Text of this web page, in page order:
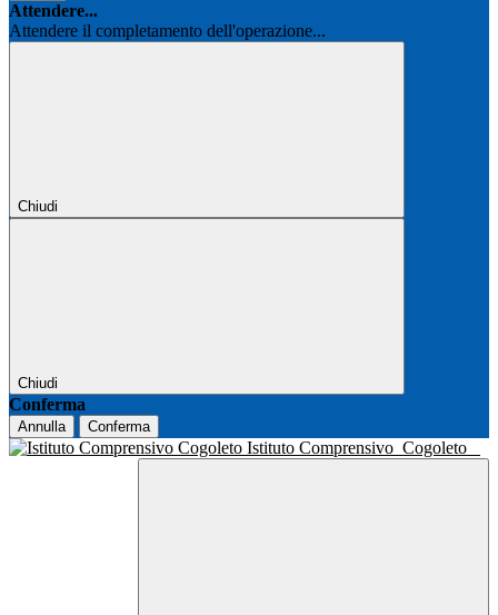
Attendere...
Attendere il completamento dell'operazione...
Chiudi
Chiudi
Conferma
Annulla Conferma
Istituto Comprensivo Cogoleto